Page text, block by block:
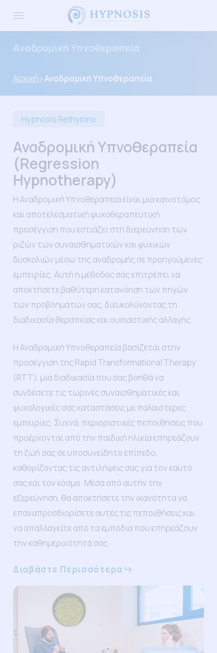
content
Menu
Αναδρομική Υπνοθεραπεία
Αρχική Αναδρομική Υπνοθεραπεία
Hypnosis Rethymno
Αναδρομική Υπνοθεραπεία
(Regression
Hypnotherapy)
Η Αναδρομική Υπνοθεραπεία είναι μια καινοτόμος
και αποτελεσματική ψυχοθεραπευτική
προσέγγιση που εστιάζει στη διερεύνηση των
ριζών των συναισθηματικών και ψυχικών
δυσκολιών μέσω της αναδρομής σε προηγούμενες
εμπειρίες. Αυτή η μέθοδος σάς επιτρέπει να
αποκτήσετε βαθύτερη κατανόηση των πηγών
των προβλημάτων σας, διευκολύνοντας τη
διαδικασία θεραπείας και ουσιαστικής αλλαγής.
Η Αναδρομική Υπνοθεραπεία βασίζεται στην
προσέγγιση της Rapid Transformational Therapy
(RTT), μια διαδικασία που σας βοηθά να
συνδέσετε τις τωρινές συναισθηματικές και
ψυχολογικές σας καταστάσεις με παλαιότερες
εμπειρίες. Συχνά, περιοριστικές πεποιθήσεις που
προέρχονται από την παιδική ηλικία επηρεάζουν
τη ζωή σας σε υποσυνείδητο επίπεδο,
καθορίζοντας τις αντιλήψεις σας για τον εαυτό
σας και τον κόσμο. Μέσα από αυτήν την
εξερεύνηση, θα αποκτήσετε την ικανότητα να
επαναπροσδιορίσετε αυτές τις πεποιθήσεις και
να απαλλαγείτε από τα εμπόδια που επηρεάζουν
την καθημερινότητά σας.
Διαβάστε Περισσότερα